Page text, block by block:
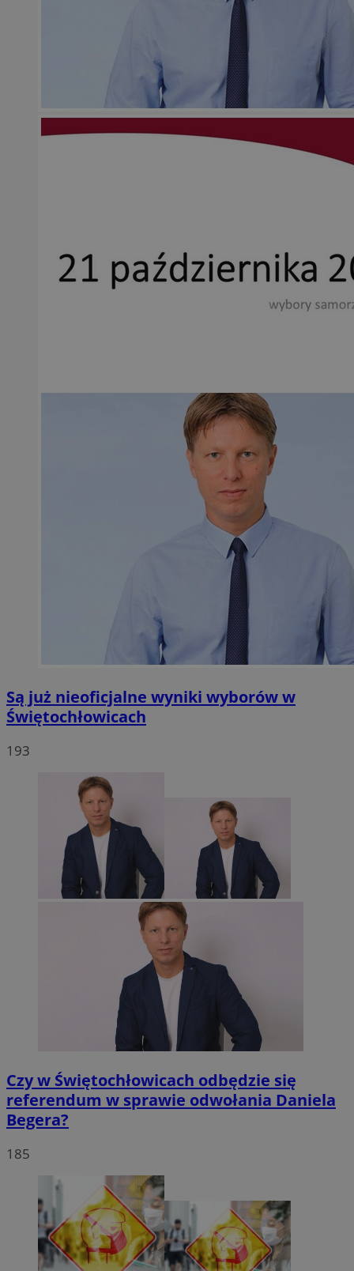
Są już nieoficjalne wyniki wyborów w
Świętochłowicach
193
Czy w Świętochłowicach odbędzie się
referendum w sprawie odwołania Daniela
Begera?
185